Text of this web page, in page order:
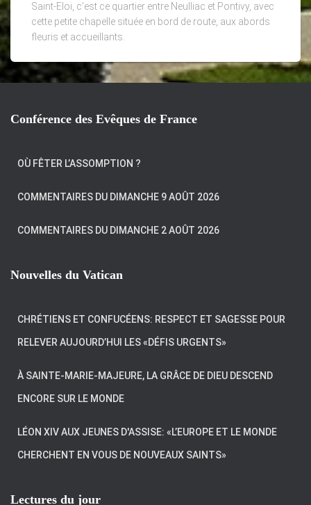
Saint-Eloi, c’est ce quartier entre Neulliac et Pontivy, avec
cette petite chapelle située en bord de route, aux abords
fleuris et accueillants.
Conférence des Evêques de France
OÙ FÊTER L’ASSOMPTION ?
COMMENTAIRES DU DIMANCHE 9 AOÛT 2026
COMMENTAIRES DU DIMANCHE 2 AOÛT 2026
Nouvelles du Vatican
CHRÉTIENS ET CONFUCÉENS: RESPECT ET SAGESSE POUR
RELEVER AUJOURD’HUI LES «DÉFIS URGENTS»
À SAINTE-MARIE-MAJEURE, LA GRÂCE DE DIEU DESCEND
ENCORE SUR LE MONDE
LÉON XIV AUX JEUNES D'ASSISE: «L’EUROPE ET LE MONDE
CHERCHENT EN VOUS DE NOUVEAUX SAINTS»
Lectures du jour